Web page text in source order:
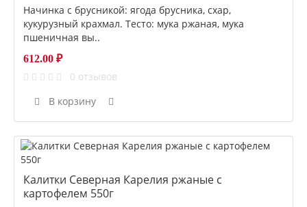
Начинка с брусникой: ягода брусника, схар,
кукурузный крахмал. Тесто: мука ржаная, мука
пшеничная вы..
612.00 ₽
0 отзывов
В корзину
Калитки Северная Карелия ржаные с
картофелем 550г